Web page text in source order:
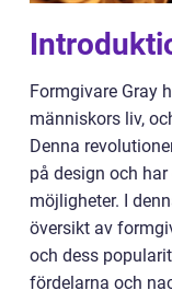
Formgivare Gray
människors liv,
Denna
på design och
möjligheter. I
översikt av
och dess
fördelarna och